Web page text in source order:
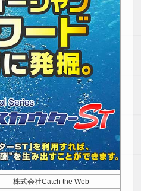
株式会社Catch the Web